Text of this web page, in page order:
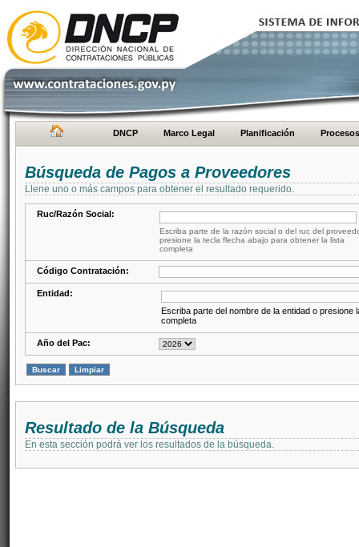
DNCP Marco Legal Planificación Procesos
Búsqueda de Pagos a Proveedores
Llene uno o más campos para obtener el resultado requerido.
Ruc/Razón Social:
Escriba parte de la razón social o del ruc del
presione la tecla flecha abajo para obtener la lista
completa
Código Contratación:
Entidad:
Escriba parte del nombre de la entidad o presione
completa
Año del Pac:
Resultado de la Búsqueda
En esta sección podrá ver los resultados de la búsqueda.